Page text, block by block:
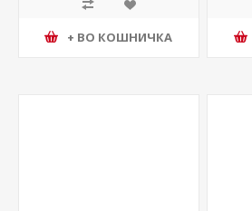
+ ВО КОШНИЧКА